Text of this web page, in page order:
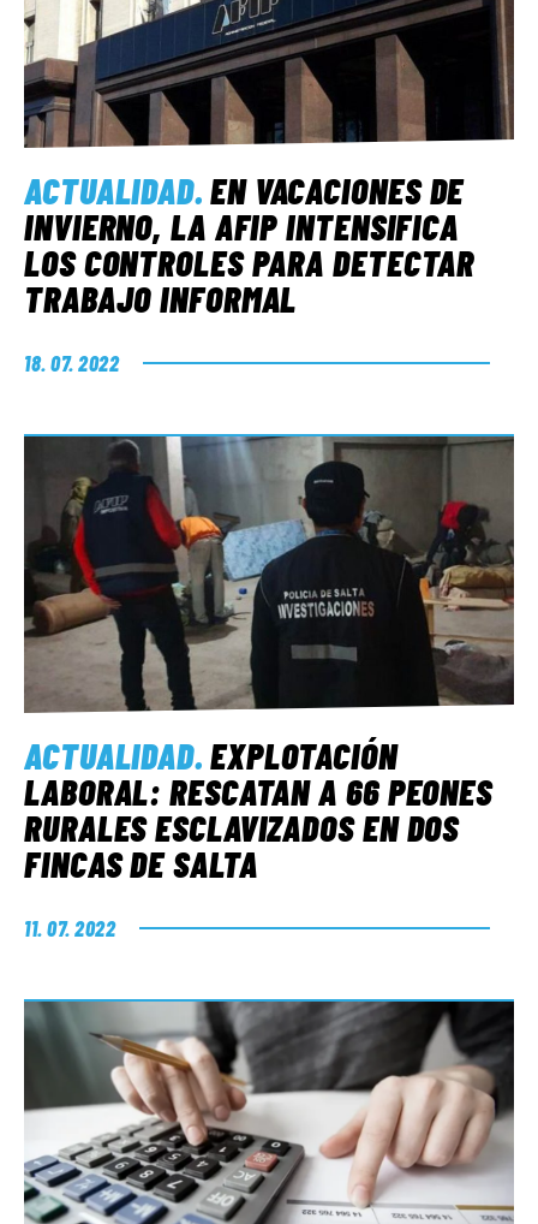
ACTUALIDAD.EN VACACIONES DE
INVIERNO, LA AFIP INTENSIFICA
LOS CONTROLES PARA DETECTAR
TRABAJO INFORMAL
18. 07. 2022
ACTUALIDAD.EXPLOTACIÓN
LABORAL: RESCATAN A 66 PEONES
RURALES ESCLAVIZADOS EN DOS
FINCAS DE SALTA
11. 07. 2022